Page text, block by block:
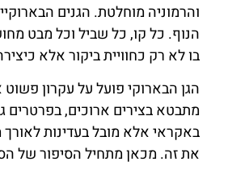
והרמוניה מוחלטת. הגנים
הנוף. כל קו, כל שביל וכל מבט
בו לא רק כחוויית ביקור אלא
מתבטא בצירים ארוכים, בפרטרים
באקראי אלא מובל בעדינות
את זה. מכאן מתחיל הסיפור של